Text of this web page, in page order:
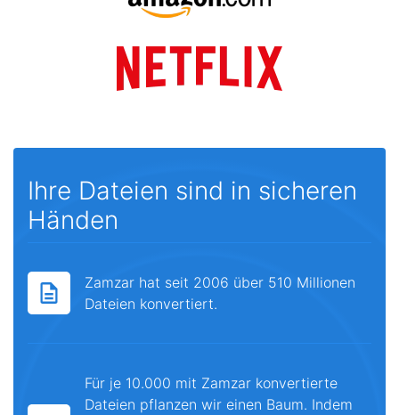
Ihre Dateien sind in sicheren
Händen
Zamzar hat seit 2006 über 510 Millionen
Dateien konvertiert.
Für je 10.000 mit Zamzar konvertierte
Dateien pflanzen wir einen Baum. Indem